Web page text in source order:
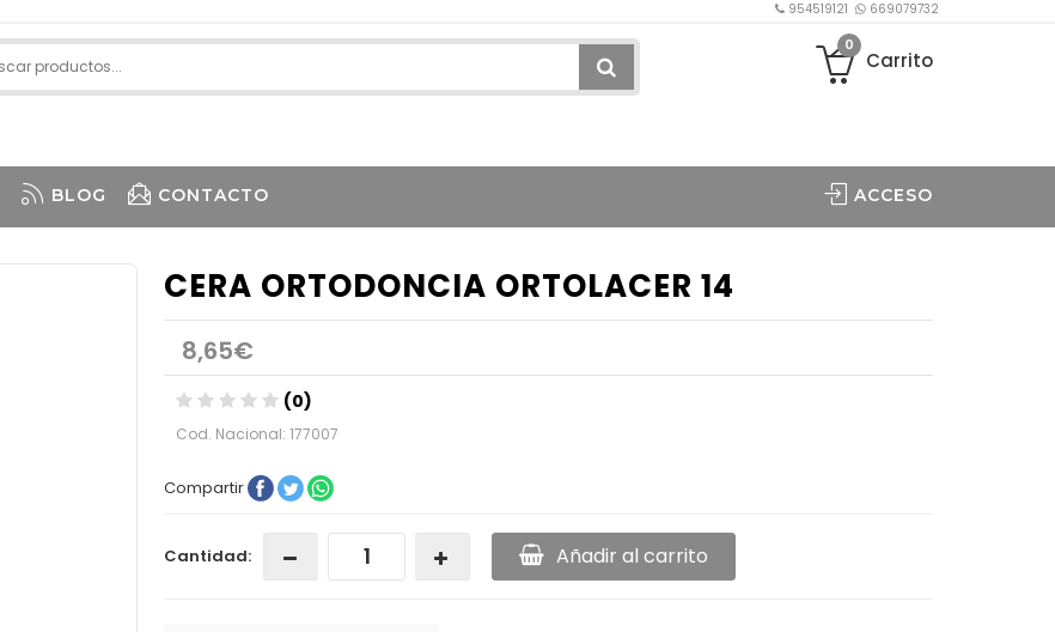
954519121 669079732
0
Carrito
BLOG CONTACTO ACCESO
CERA ORTODONCIA ORTOLACER 14
8,65€
(0)
Cod. Nacional: 177007
Compartir
Cantidad: Añadir al carrito